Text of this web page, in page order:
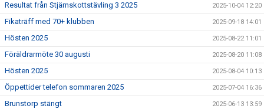
Resultat från Stjärnskottstävling 3 2025 2025-10-04 12:20
Fikaträff med 70+ klubben 2025-09-18 14:01
Hösten 2025 2025-08-22 11:01
Föräldrarmöte 30 augusti 2025-08-20 11:08
Hösten 2025 2025-08-04 10:13
Öppettider telefon sommaren 2025 2025-07-04 16:36
Brunstorp stängt 2025-06-13 13:59